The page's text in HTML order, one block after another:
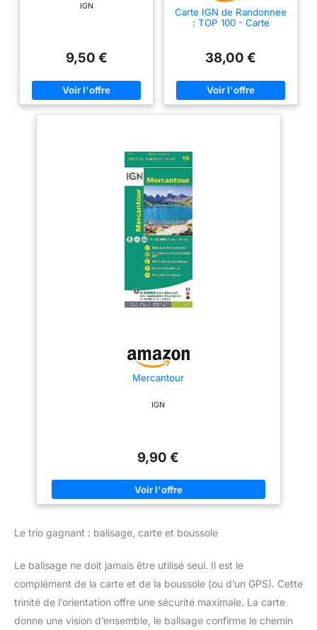
IGN
9,50 €
Carte IGN de Randonnee
: TOP 100 - Carte
70, Pau, Bagnères-de-
Luchon
38,00 €
Mercantour
IGN
9,90 €
Le trio gagnant : balisage, carte et boussole
Le balisage ne doit jamais être utilisé seul. Il est le
complément de la carte et de la boussole (ou d’un GPS). Cette
trinité de l’orientation offre une sécurité maximale. La carte
donne une vision d’ensemble, le balisage confirme le chemin